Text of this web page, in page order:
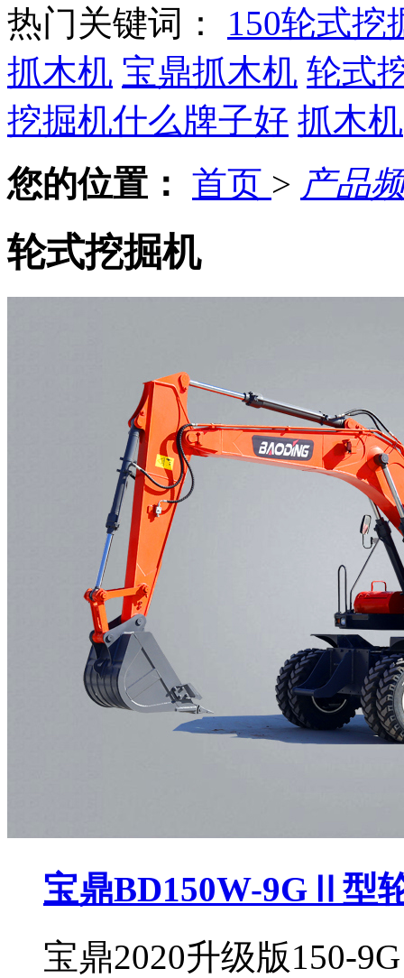
热门关键词： 150轮式挖
抓木机 宝鼎抓木机 轮式
挖掘机什么牌子好 抓木机
您的位置： 首页 > 产品
轮式挖掘机
宝鼎BD150W-9GⅡ型
宝鼎2020升级版150-